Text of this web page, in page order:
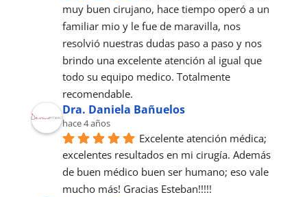
muy buen cirujano, hace tiempo operó a un
familiar mio y le fue de maravilla, nos
resolvió nuestras dudas paso a paso y nos
brindo una excelente atención al igual que
todo su equipo medico. Totalmente
recomendable.
Dra. Daniela Bañuelos
hace 4 años
Excelente atención médica;
excelentes resultados en mi cirugía. Además
de buen médico buen ser humano; eso vale
mucho más! Gracias Esteban!!!!!